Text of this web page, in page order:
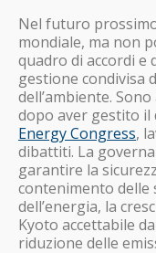
Nel futuro
mondiale, ma non
quadro di accordi e
gestione condivisa
dell’ambiente.
dopo aver gestito il
Energy Congress,
dibattiti. La
garantire la
contenimento delle
dell’energia, la
Kyoto accettabile
riduzione delle